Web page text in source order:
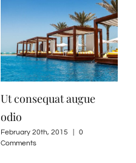
Ut consequat augue
odio
February 20th, 2015
0
Comments